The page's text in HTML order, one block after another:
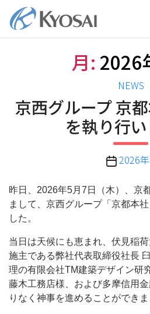
テ
月: 2026
カ
テ
ゴ
リ
ー
NEWS
京西グループ 京
を執り行
投
日
2026
昨日、2026年5月7日（木）、京
まして、京西グループ「京都本
した。
当日は天候にも恵まれ、伏見稲
施主である弊社代表取締役社長
理の有限会社TM建築デザイン研
藤木工務店様、および多摩信用
りなく神事を進めることができま